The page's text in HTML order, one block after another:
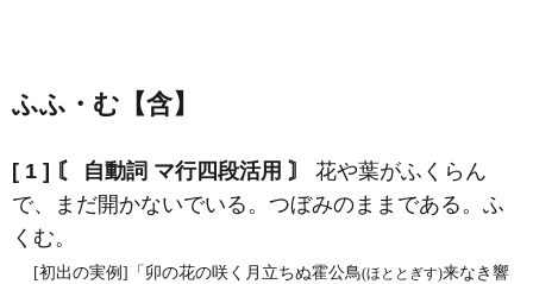
ふふ・む【含】
[ 1 ] 〘 自動詞 マ行四段活用 〙
花や葉がふくらん
で、まだ開かないでいる。つぼみのままである。ふ
くむ。
[初出の実例]「卯の花の咲く月立ちぬ霍公鳥(ほととぎす)来なき響